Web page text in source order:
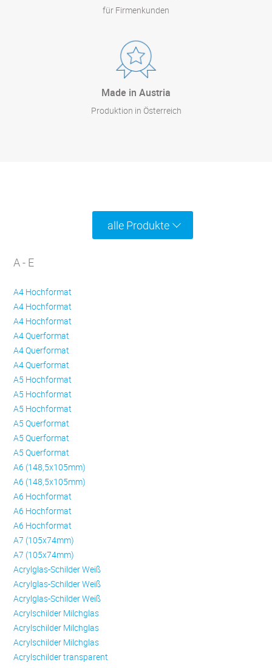
für Firmenkunden
Made in Austria
Produktion in Österreich
alle Produkte
A - E
A4 Hochformat
A4 Hochformat
A4 Hochformat
A4 Querformat
A4 Querformat
A4 Querformat
A5 Hochformat
A5 Hochformat
A5 Hochformat
A5 Querformat
A5 Querformat
A5 Querformat
A6 (148,5x105mm)
A6 (148,5x105mm)
A6 Hochformat
A6 Hochformat
A6 Hochformat
A7 (105x74mm)
A7 (105x74mm)
Acrylglas-Schilder Weiß
Acrylglas-Schilder Weiß
Acrylglas-Schilder Weiß
Acrylschilder Milchglas
Acrylschilder Milchglas
Acrylschilder Milchglas
Acrylschilder transparent